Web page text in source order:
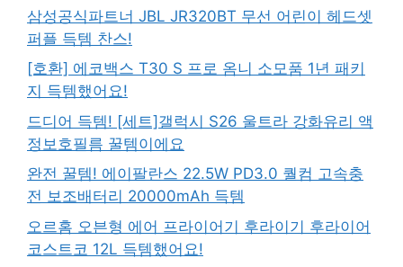
삼성공식파트너 JBL JR320BT 무선 어린이 헤드셋
퍼플 득템 찬스!
[호환] 에코백스 T30 S 프로 옴니 소모품 1년 패키
지 득템했어요!
드디어 득템! [세트]갤럭시 S26 울트라 강화유리 액
정보호필름 꿀템이에요
완전 꿀템! 에이팔란스 22.5W PD3.0 퀄컴 고속충
전 보조배터리 20000mAh 득템
오르홈 오븐형 에어 프라이어기 후라이기 후라이어
코스트코 12L 득템했어요!